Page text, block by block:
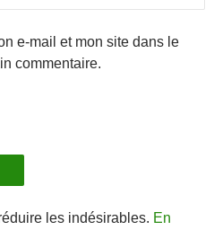
e-mail et mon site dans le
commentaire.
les indésirables. En